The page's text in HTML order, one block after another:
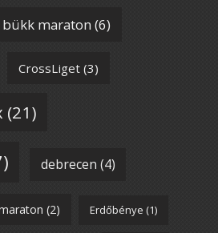
bükk maraton (6)
CrossLiget(3)
(21)
debrecen (4)
(2) Erdőbénye (1)